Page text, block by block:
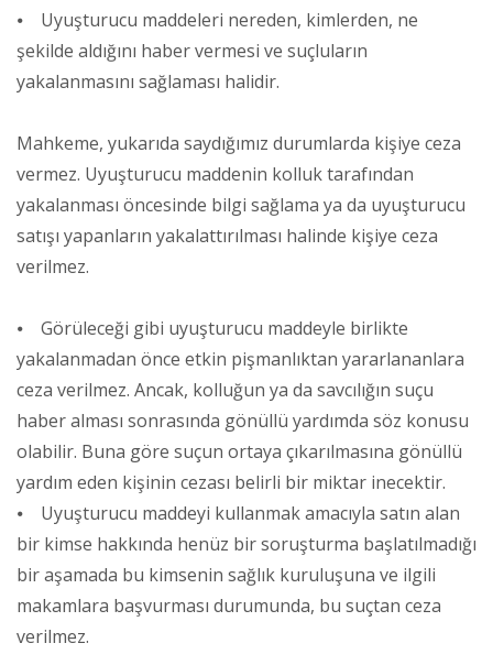
⦁ Uyuşturucu maddeleri nereden, kimlerden, ne
şekilde aldığını haber vermesi ve suçluların
yakalanmasını sağlaması halidir.
Mahkeme, yukarıda saydığımız durumlarda kişiye ceza
vermez. Uyuşturucu maddenin kolluk tarafından
yakalanması öncesinde bilgi sağlama ya da uyuşturucu
satışı yapanların yakalattırılması halinde kişiye ceza
verilmez.
⦁ Görüleceği gibi uyuşturucu maddeyle birlikte
yakalanmadan önce etkin pişmanlıktan yararlananlara
ceza verilmez. Ancak, kolluğun ya da savcılığın suçu
haber alması sonrasında gönüllü yardımda söz konusu
olabilir. Buna göre suçun ortaya çıkarılmasına gönüllü
yardım eden kişinin cezası belirli bir miktar inecektir.
⦁ Uyuşturucu maddeyi kullanmak amacıyla satın alan
bir kimse hakkında henüz bir soruşturma başlatılmadığı
bir aşamada bu kimsenin sağlık kuruluşuna ve ilgili
makamlara başvurması durumunda, bu suçtan ceza
verilmez.